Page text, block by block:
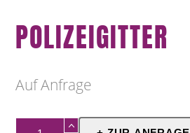
POLIZEIGITTER
Auf Anfrage
Polizeigitter